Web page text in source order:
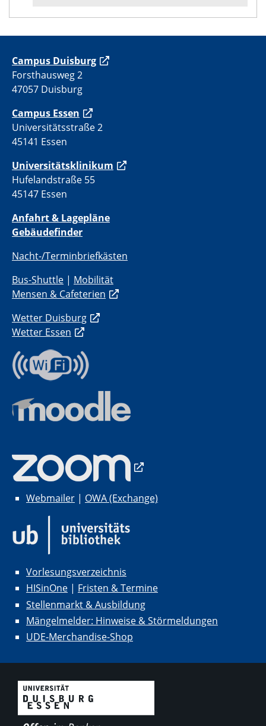
Campus Duisburg
Forsthausweg 2
47057 Duisburg
Campus Essen
Universitätsstraße 2
45141 Essen
Universitätsklinikum
Hufelandstraße 55
45147 Essen
Anfahrt & Lagepläne
Gebäudefinder
Nacht-/Terminbriefkästen
Bus-Shuttle | Mobilität
Mensen & Cafeterien
Wetter Duisburg
Wetter Essen
Webmailer | OWA (Exchange)
Vorlesungsverzeichnis
HISinOne | Fristen & Termine
Stellenmarkt & Ausbildung
Mängelmelder: Hinweise & Störmeldungen
UDE-Merchandise-Shop